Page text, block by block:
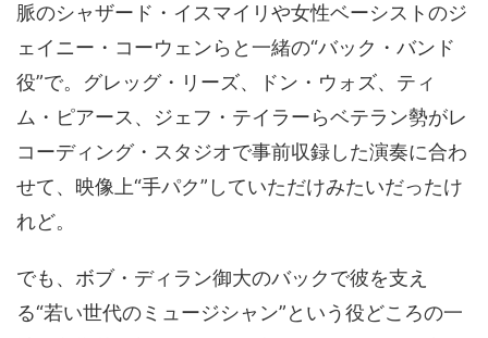
脈のシャザード・イスマイリや女性ベーシストのジ
ェイニー・コーウェンらと一緒の“バック・バンド
役”で。グレッグ・リーズ、ドン・ウォズ、ティ
ム・ピアース、ジェフ・テイラーらベテラン勢がレ
コーディング・スタジオで事前収録した演奏に合わ
せて、映像上“手パク”していただけみたいだったけ
れど。
でも、ボブ・ディラン御大のバックで彼を支え
る“若い世代のミュージシャン”という役どころの一